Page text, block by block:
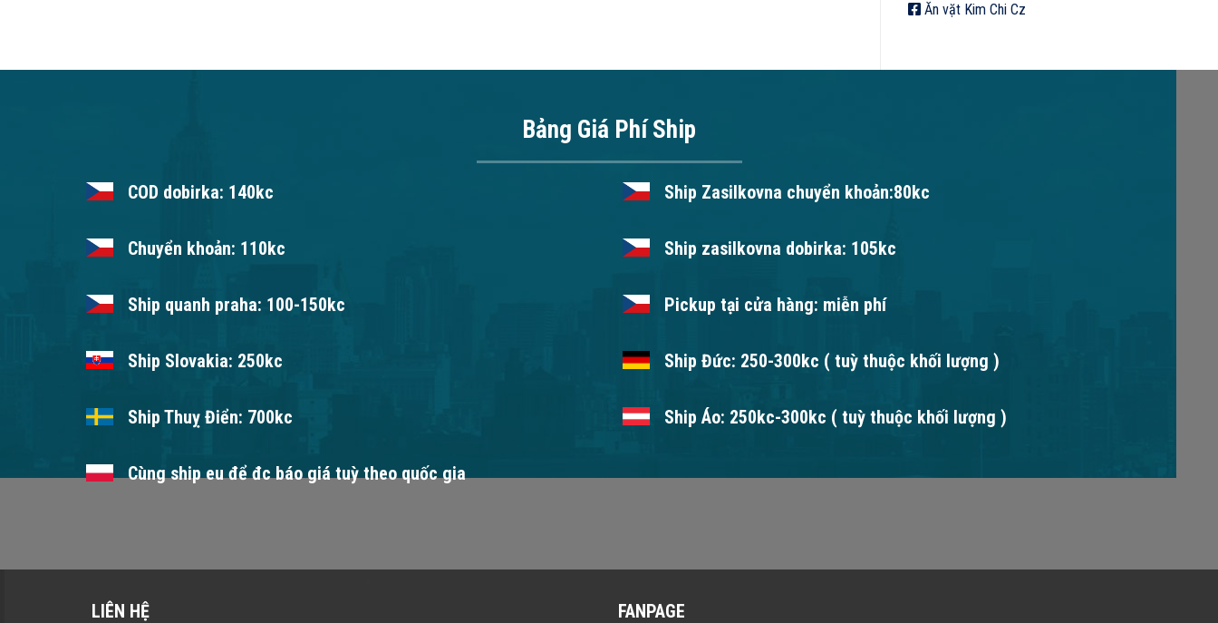
Ăn vặt Kim Chi Cz
Bảng Giá Phí Ship
COD dobirka: 140kc Ship Zasilkovna chuyển khoản:80kc
Chuyển khoản: 110kc Ship zasilkovna dobirka: 105kc
Ship quanh praha: 100-150kc Pickup tại cửa hàng: miễn phí
Ship Slovakia: 250kc Ship Đức: 250-300kc ( tuỳ thuộc khối lượng )
Ship Thuỵ Điển: 700kc Ship Áo: 250kc-300kc ( tuỳ thuộc khối lượng )
Cùng ship eu để đc báo giá tuỳ theo quốc gia
LIÊN HỆ FANPAGE